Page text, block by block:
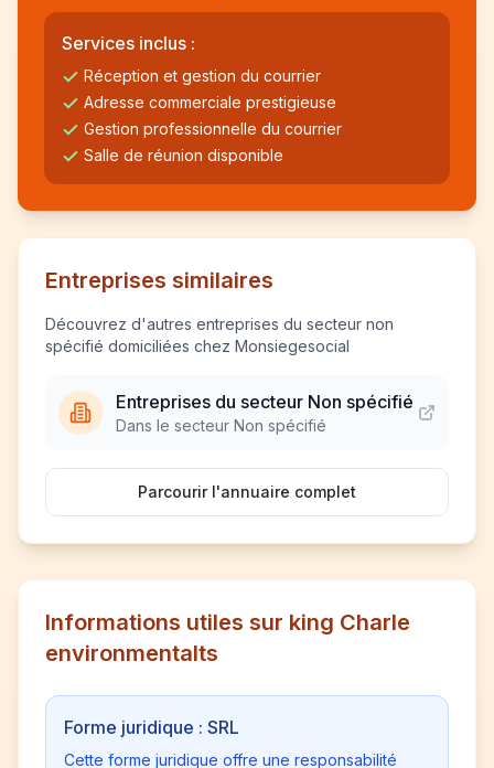
Services inclus :
Réception et gestion du courrier
Adresse commerciale prestigieuse
Gestion professionnelle du courrier
Salle de réunion disponible
Entreprises similaires
Découvrez d'autres entreprises du secteur non
spécifié domiciliées chez Monsiegesocial
Entreprises du secteur Non spécifié
Dans le secteur Non spécifié
Parcourir l'annuaire complet
Informations utiles sur king Charle
environmentalts
Forme juridique : SRL
Cette forme juridique offre une responsabilité